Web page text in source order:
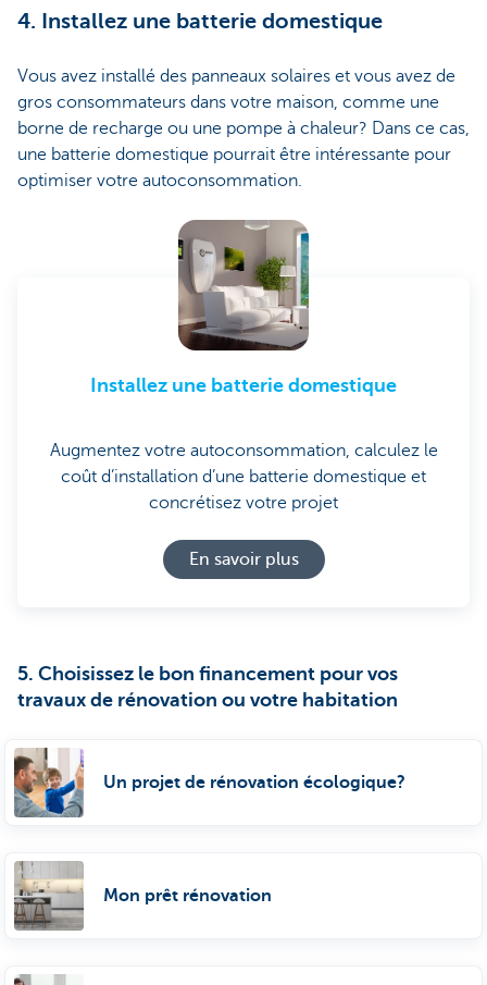
4. Installez une batterie domestique
Vous avez installé des panneaux solaires et vous avez de
gros consommateurs dans votre maison, comme une
borne de recharge ou une pompe à chaleur? Dans ce cas,
une batterie domestique pourrait être intéressante pour
optimiser votre autoconsommation.
Installez une batterie domestique
Augmentez votre autoconsommation, calculez le
coût d’installation d’une batterie domestique et
concrétisez votre projet
En savoir plus
5. Choisissez le bon financement pour vos
travaux de rénovation ou votre habitation
Un projet de rénovation écologique?
Mon prêt rénovation